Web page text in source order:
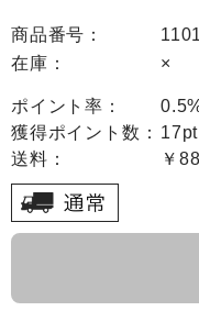
商品番号：
在庫：
×
ポイント率：
獲得ポイント数： 17pt
送料：
￥